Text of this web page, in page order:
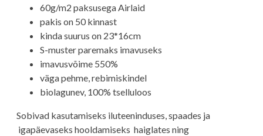
60g/m2 paksusega Airlaid
pakis on 50 kinnast
kinda suurus on 23*16cm
S-muster paremaks imavuseks
imavusvõime 550%
väga pehme, rebimiskindel
biolagunev, 100% tselluloos
Sobivad kasutamiseks iluteeninduses, spaades ja
igapäevaseks hooldamiseks haiglates ning